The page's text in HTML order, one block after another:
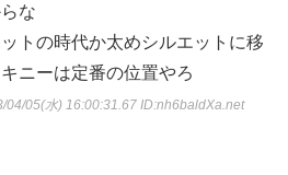
な
トの時代か太めシルエットに移
ニーは定番の位置やろ
04/05(水) 16:00:31.67 ID:nh6baldXa.net